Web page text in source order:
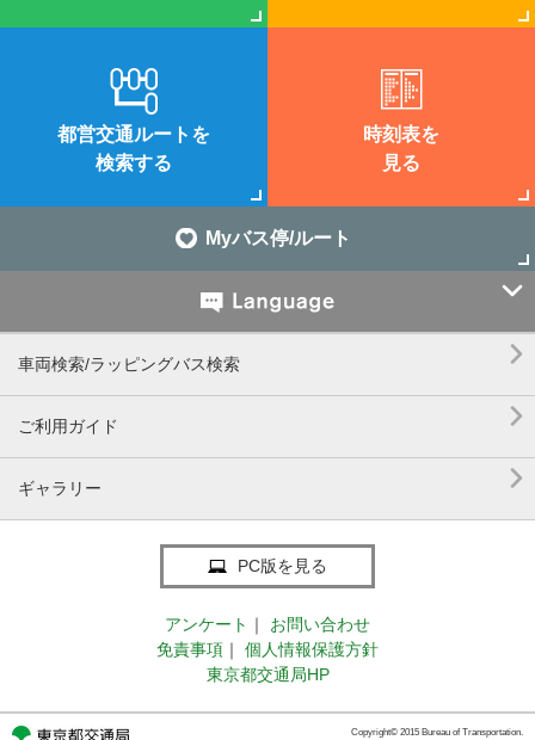
都営交通ルートを
検索する
時刻表を
見る
Myバス停/ルート

車両検索/ラッピングバス検索 
ご利用ガイド 
ギャラリー 
PC版を見る
アンケート ｜
お問い合わせ
免責事項 ｜
個人情報保護方針
東京都交通局HP
Copyright© 2015 Bureau of Transportation.